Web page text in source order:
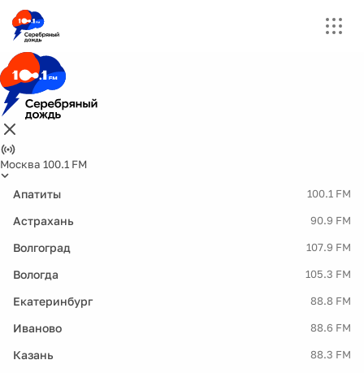
Москва 100.1 FM
Апатиты 100.1 FM
Астрахань 90.9 FM
Волгоград 107.9 FM
Вологда 105.3 FM
Екатеринбург 88.8 FM
Иваново 88.6 FM
Казань 88.3 FM